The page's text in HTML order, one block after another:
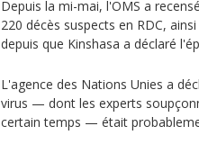
Depuis la mi-mai, l'OMS a
220 décès suspects en RDC,
depuis que Kinshasa a déclaré
L'agence des Nations Unies a
virus — dont les experts
certain temps — était